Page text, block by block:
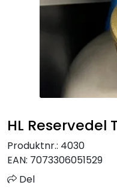
HL Reservedel
Produktnr.: 4030
EAN: 7073306051529
Del
Varmeanlegg
Outlet